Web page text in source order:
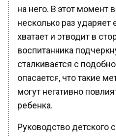
на него. В этот момент
несколько раз ударяет
хватает и отводит в
воспитанника
сталкивается с
опасается, что такие
могут негативно
ребенка.
Руководство детского